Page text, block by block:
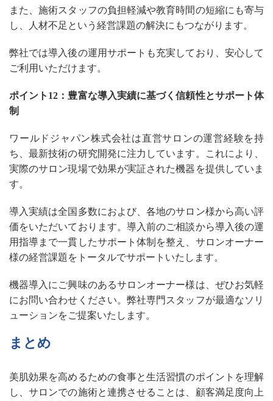
また、施術スタッフの負担軽減や教育時間の短縮にも寄与
し、人材不足という経営課題の解決にもつながります。
弊社では導入後の運用サポートも充実しており、安心して
ご利用いただけます。
ポイント12：豊富な導入実績に基づく信頼性とサポート体
制
ワールドジャパン株式会社は直営サロンの運営経験を持
ち、最新技術の研究開発に注力しています。これにより、
実際のサロン現場で効果が実証された機器を提供していま
す。
導入実績は全国多数におよび、各地のサロン様から高い評
価をいただいております。導入前のご相談から導入後の運
用指導まで一貫したサポート体制を整え、サロンオーナー
様の経営課題をトータルでサポートいたします。
機器導入にご興味のあるサロンオーナー様は、ぜひお気軽
にお問い合わせください。弊社専門スタッフが最適なソリ
ューションをご提案いたします。
まとめ
美肌効果を高めるための食事と生活習慣のポイントを理解
し、サロンでの施術と連携させることは、顧客満足度向上